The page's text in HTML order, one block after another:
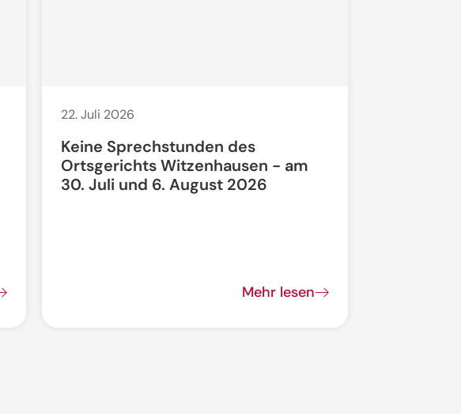
22. Juli 2026
Keine Sprechstunden des
Ortsgerichts Witzenhausen - am
30. Juli und 6. August 2026
Mehr lesen